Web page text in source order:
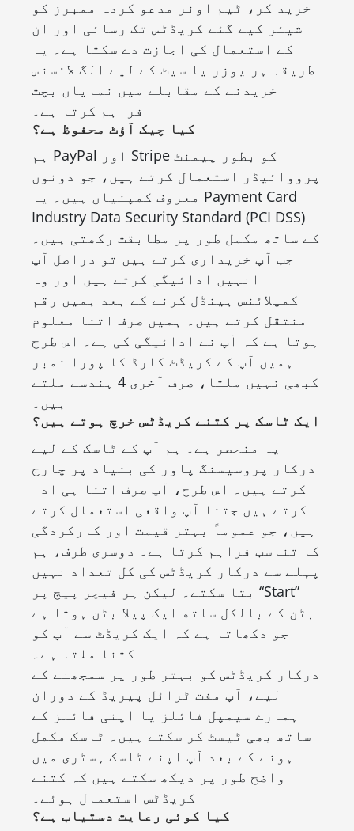
خرید کر، ٹیم اونر مدعو کردہ ممبرز کو
شیئر کیے گئے کریڈٹس تک رسائی اور ان
کے استعمال کی اجازت دے سکتا ہے۔ یہ
طریقہ ہر یوزر یا سیٹ کے لیے الگ لائسنس
خریدنے کے مقابلے میں نمایاں بچت
فراہم کرتا ہے۔
کیا چیک آؤٹ محفوظ ہے؟
ہم PayPal اور Stripe کو بطور پیمنٹ
پرووائیڈر استعمال کرتے ہیں، جو دونوں
معروف کمپنیاں ہیں۔ یہ Payment Card
Industry Data Security Standard (PCI DSS)
کے ساتھ مکمل طور پر مطابقت رکھتی ہیں۔
جب آپ خریداری کرتے ہیں تو دراصل آپ
انہیں ادائیگی کرتے ہیں اور وہ
کمپلائنس ہینڈل کرنے کے بعد ہمیں رقم
منتقل کرتے ہیں۔ ہمیں صرف اتنا معلوم
ہوتا ہے کہ آپ نے ادائیگی کی ہے۔ اس طرح
ہمیں آپ کے کریڈٹ کارڈ کا پورا نمبر
کبھی نہیں ملتا، صرف آخری 4 ہندسے ملتے
ہیں۔
ایک ٹاسک پر کتنے کریڈٹس خرچ ہوتے ہیں؟
یہ منحصر ہے۔ ہم آپ کے ٹاسک کے لیے
درکار پروسیسنگ پاور کی بنیاد پر چارج
کرتے ہیں۔ اس طرح، آپ صرف اتنا ہی ادا
کرتے ہیں جتنا آپ واقعی استعمال کرتے
ہیں، جو عموماً بہتر قیمت اور کارکردگی
کا تناسب فراہم کرتا ہے۔ دوسری طرف، ہم
پہلے سے درکار کریڈٹس کی کل تعداد نہیں
بتا سکتے۔ لیکن ہر فیچر پیج پر “Start”
بٹن کے بالکل ساتھ ایک پیلا بٹن ہوتا ہے
جو دکھاتا ہے کہ ایک کریڈٹ سے آپ کو
کتنا ملتا ہے۔
درکار کریڈٹس کو بہتر طور پر سمجھنے کے
لیے، آپ مفت ٹرائل پیریڈ کے دوران
ہمارے سیمپل فائلز یا اپنی فائلز کے
ساتھ بھی ٹیسٹ کر سکتے ہیں۔ ٹاسک مکمل
ہونے کے بعد آپ اپنے ٹاسک ہسٹری میں
واضح طور پر دیکھ سکتے ہیں کہ کتنے
کریڈٹس استعمال ہوئے۔
کیا کوئی رعایت دستیاب ہے؟